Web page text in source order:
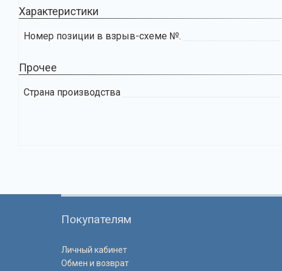
Характеристики
Номер позиции в взрыв-схеме №.
Прочее
Страна производства
Покупателям
Личный кабинет
Обмен и возврат